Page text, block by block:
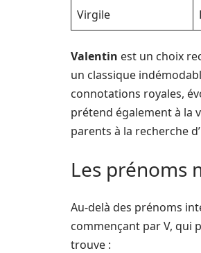
Virgile
Valentin est un choix
un classique
connotations royales,
prétend également à la
parents à la recherche
Les prénoms
Au-delà des prénoms
commençant par V, qui
trouve :